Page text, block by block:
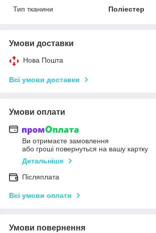
Тип тканини
Поліестер
Умови доставки
Нова Пошта
Всі умови доставки
Умови оплати
Ви отримаєте замовлення
або гроші повернуться на вашу картку
Детальніше
Післяплата
Всі умови оплати
Умови повернення